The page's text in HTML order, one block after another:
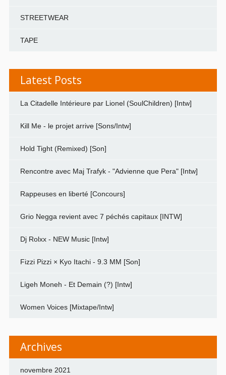
STREETWEAR
TAPE
Latest Posts
La Citadelle Intérieure par Lionel (SoulChildren) [Intw]
Kill Me - le projet arrive [Sons/Intw]
Hold Tight (Remixed) [Son]
Rencontre avec Maj Trafyk - "Advienne que Pera" [Intw]
Rappeuses en liberté [Concours]
Grio Negga revient avec 7 péchés capitaux [INTW]
Dj Rolxx - NEW Music [Intw]
Fizzi Pizzi × Kyo Itachi - 9.3 MM [Son]
Ligeh Moneh - Et Demain (?) [Intw]
Women Voices [Mixtape/Intw]
Archives
novembre 2021